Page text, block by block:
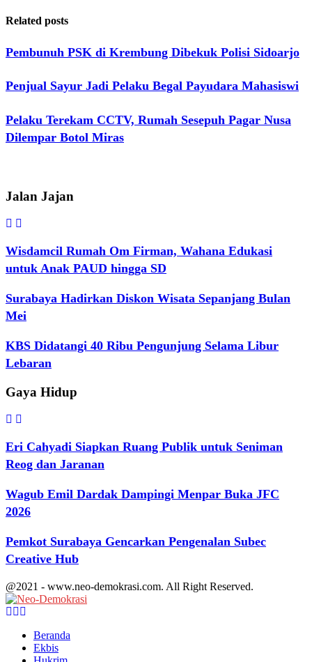
Related posts
Pembunuh PSK di Krembung Dibekuk Polisi Sidoarjo
Penjual Sayur Jadi Pelaku Begal Payudara Mahasiswi
Pelaku Terekam CCTV, Rumah Sesepuh Pagar Nusa
Dilempar Botol Miras
Jalan Jajan
Wisdamcil Rumah Om Firman, Wahana Edukasi
untuk Anak PAUD hingga SD
Surabaya Hadirkan Diskon Wisata Sepanjang Bulan
Mei
KBS Didatangi 40 Ribu Pengunjung Selama Libur
Lebaran
Gaya Hidup
Eri Cahyadi Siapkan Ruang Publik untuk Seniman
Reog dan Jaranan
Wagub Emil Dardak Dampingi Menpar Buka JFC
2026
Pemkot Surabaya Gencarkan Pengenalan Subec
Creative Hub
@2021 - www.neo-demokrasi.com. All Right Reserved.
Facebook
Twitter
Beranda
Ekbis